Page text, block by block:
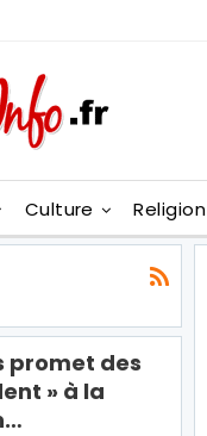
Culture Religion
promet des
» à la